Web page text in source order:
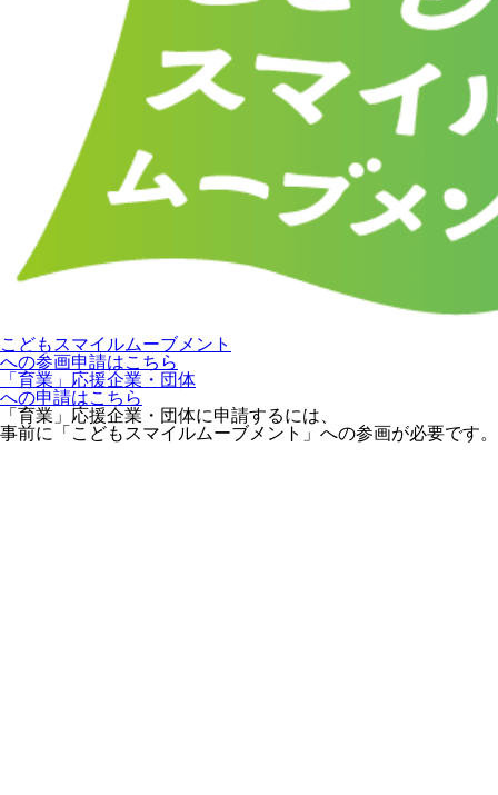
こどもスマイルムーブメント
への参画申請はこちら
「育業」応援企業・団体
への申請はこちら
「育業」応援企業・団体に申請するには、
事前に「こどもスマイルムーブメント」への参画が必要です。